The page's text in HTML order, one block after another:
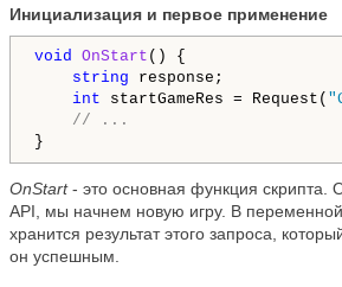
Инициализация и первое применение
void OnStart () {
string response;
int startGameRes = Request(
// ...
OnStart- это основная функция скрипта.
API, мы начнем новую игру. В
хранится результат этого запроса,
он успешным.